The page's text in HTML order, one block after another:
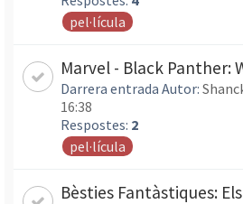
pel·lícula
Marvel - Black Panther:
Darrera entrada Autor:
16:38
Respostes: 2
pel·lícula
Bèsties Fantàstiques: